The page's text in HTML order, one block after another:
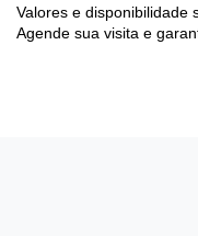
Valores e disponibilidade
Agende sua visita e